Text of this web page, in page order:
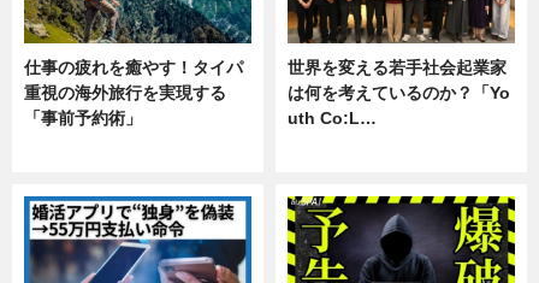
仕事の疲れを癒やす！タイパ
重視の海外旅行を実現する
「事前予約術」
世界を変える若手社会起業家
は何を考えているのか？「Yo
uth Co:L…